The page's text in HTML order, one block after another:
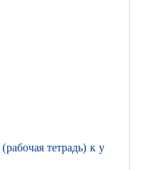
тетрадь) к